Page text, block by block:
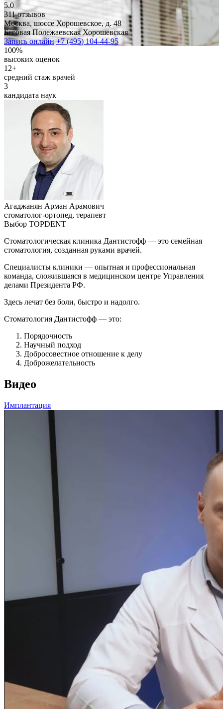
5.0
311 отзывов
Москва, шоссе Хорошевское, д. 48
Беговая Полежаевская Хорошевская
Запись онлайн +7 (495) 104-44-95
100%
высоких оценок
12+
средний стаж врачей
3
кандидата наук
Агаджанян Арман Арамович
стоматолог-ортопед, терапевт
Выбор TOPDENT
Стоматологическая клиника Дантистофф — это семейная
стоматология, созданная руками врачей.
Специалисты клиники — опытная и профессиональная
команда, сложившаяся в медицинском центре Управления
делами Президента РФ.
Здесь лечат без боли, быстро и надолго.
Стоматология Дантистофф — это:
Порядочность
Научный подход
Добросовестное отношение к делу
Доброжелательность
Видео
Имплантация